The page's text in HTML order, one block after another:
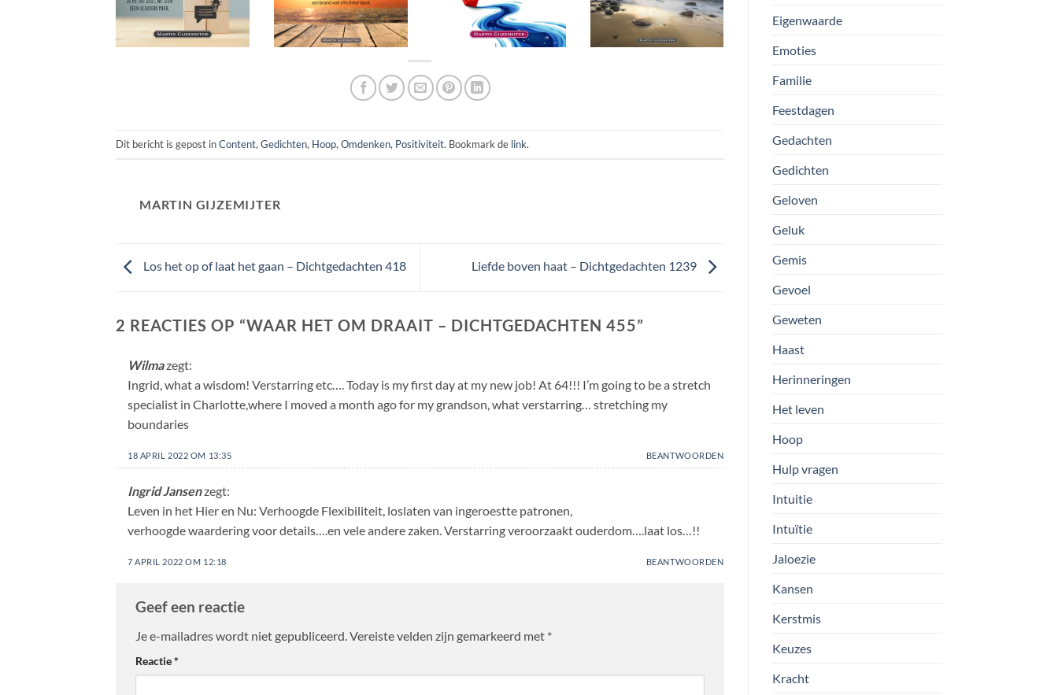
Dit bericht is gepost inContent, Gedichten, Hoop, Omdenken, Positiviteit. Bookmark de link.
MARTIN GIJZEMIJTER
Los het op of laat het gaan – Dichtgedachten 418 Liefde boven haat – Dichtgedachten 1239
2 REACTIES OP “WAAR HET OM DRAAIT – DICHTGEDACHTEN 455”
Wilmazegt:
Ingrid, what a wisdom! Verstarring etc…. Today is my first day at my new job! At 64!!! I’m going to be a stretch
specialist in Charlotte,where I moved a month ago for my grandson, what verstarring… stretching my
boundaries
18 APRIL 2022 OM 13:35 BEANTWOORDEN
Ingrid Jansenzegt:
Leven in het Hier en Nu: Verhoogde Flexibiliteit, loslaten van ingeroestte patronen,
verhoogde waardering voor details….en vele andere zaken. Verstarring veroorzaakt ouderdom….laat los…!!
7 APRIL 2022 OM 12:18 BEANTWOORDEN
Geef een reactie
Je e-mailadres wordt niet gepubliceerd.Vereiste velden zijn gemarkeerd met *
Reactie*
Eigenwaarde
Emoties
Familie
Feestdagen
Gedachten
Gedichten
Geloven
Geluk
Gemis
Gevoel
Geweten
Haast
Herinneringen
Het leven
Hoop
Hulp vragen
Intuitie
Intuïtie
Jaloezie
Kansen
Kerstmis
Keuzes
Kracht